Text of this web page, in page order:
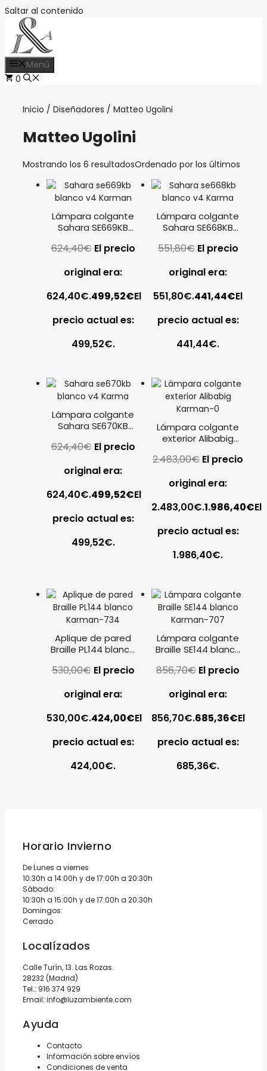
Saltar al contenido
Menú
0
Inicio / Diseñadores / Matteo Ugolini
Matteo Ugolini
Mostrando los 6 resultadosOrdenado por los últimos
Lámpara colgante
Sahara SE669KB
624,40€ El precio
original era:
624,40€.499,52€El
precio actual es:
499,52€.
Lámpara colgante
Sahara SE668KB
551,80€ El precio
original era:
551,80€.441,44€El
precio actual es:
441,44€.
Lámpara colgante
Sahara SE670KB
624,40€ El precio
original era:
624,40€.499,52€El
precio actual es:
499,52€.
Lámpara colgante
exterior Alibabig
2.483,00€ El precio
original era:
2.483,00€.1.986,40€El
precio actual es:
1.986,40€.
Aplique de pared
Braille PL144 blanco
530,00€ El precio
original era:
530,00€.424,00€El
precio actual es:
424,00€.
Lámpara colgante
Braille SE144 blanco
856,70€ El precio
original era:
856,70€.685,36€El
precio actual es:
685,36€.
Horario Invierno
De Lunes a viernes
10:30h a 14:00h y de 17:00h a 20:30h
Sábado:
10:30h a 15:00h y de 17:00h a 20:30h
Domingos:
Cerrado
Localízados
Calle Turín, 13. Las Rozas.
28232 (Madrid)
Tel.: 916 374 929
Email: info@luzambiente.com
Ayuda
Contacto
Información sobre envíos
Condiciones de venta